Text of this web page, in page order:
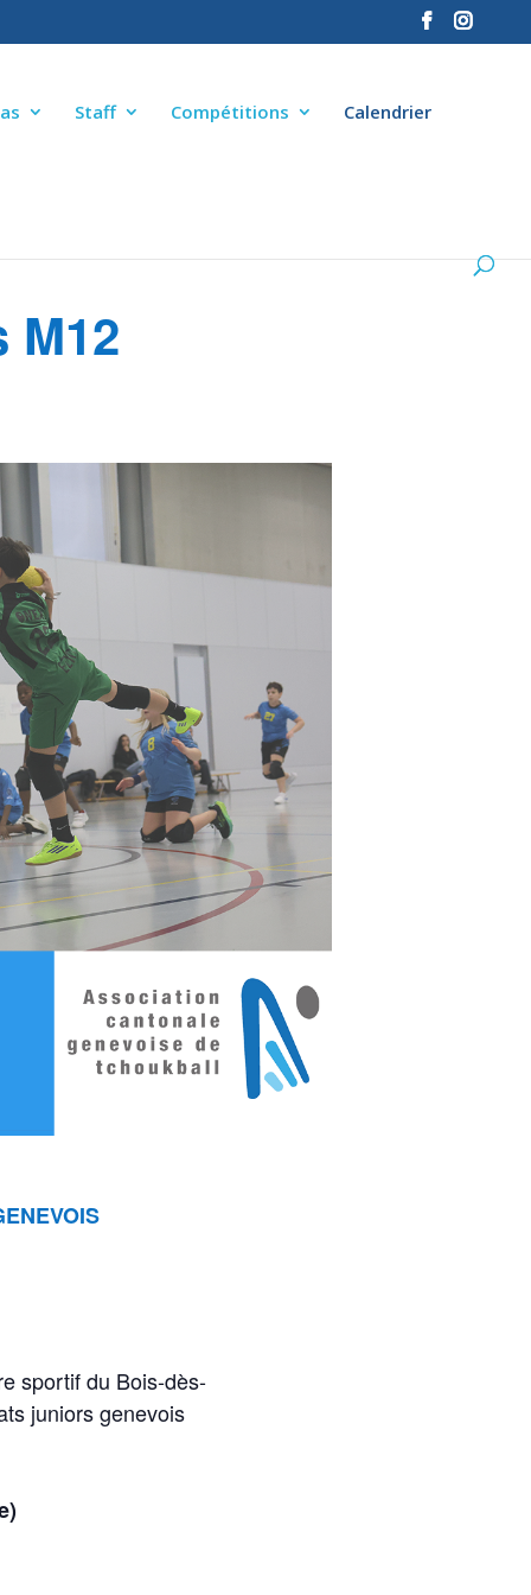
Staff Compétitions Calendrier
M12
sportif du Bois-dès-
juniors genevois